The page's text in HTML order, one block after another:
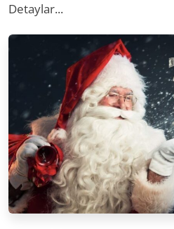
Detaylar...